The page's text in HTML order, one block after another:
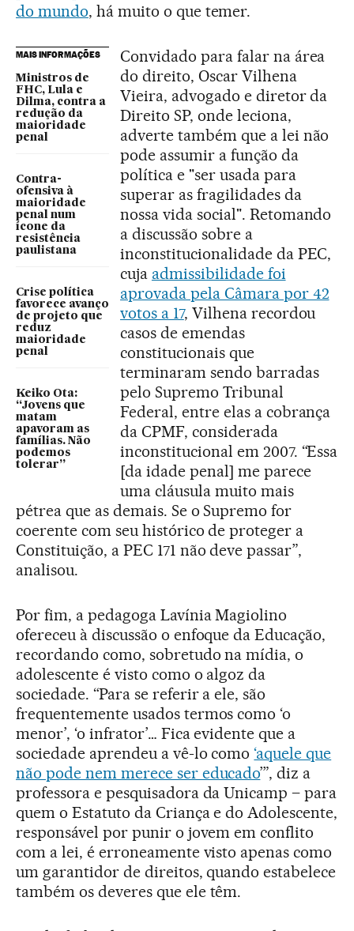
do mundo, há muito o que temer.
MAIS INFORMAÇÕES
Ministros de
FHC, Lula e
Dilma, contra a
redução da
maioridade
penal
Contra-
ofensiva à
maioridade
penal num
ícone da
resistência
paulistana
Crise política
favorece avanço
de projeto que
reduz
maioridade
penal
Keiko Ota:
“Jovens que
matam
apavoram as
famílias. Não
podemos
tolerar”
Convidado para falar na área
do direito, Oscar Vilhena
Vieira, advogado e diretor da
Direito SP, onde leciona,
adverte também que a lei não
pode assumir a função da
política e "ser usada para
superar as fragilidades da
nossa vida social". Retomando
a discussão sobre a
inconstitucionalidade da PEC,
cuja admissibilidade foi
aprovada pela Câmara por 42
votos a 17, Vilhena recordou
casos de emendas
constitucionais que
terminaram sendo barradas
pelo Supremo Tribunal
Federal, entre elas a cobrança
da CPMF, considerada
inconstitucional em 2007. “Essa
[da idade penal] me parece
uma cláusula muito mais
pétrea que as demais. Se o Supremo for
coerente com seu histórico de proteger a
Constituição, a PEC 171 não deve passar”,
analisou.
Por fim, a pedagoga Lavínia Magiolino
ofereceu à discussão o enfoque da Educação,
recordando como, sobretudo na mídia, o
adolescente é visto como o algoz da
sociedade. “Para se referir a ele, são
frequentemente usados termos como ‘o
menor’, ‘o infrator’… Fica evidente que a
sociedade aprendeu a vê-lo como‘aquele que
não pode nem merece ser educado’”, diz a
professora e pesquisadora da Unicamp – para
quem o Estatuto da Criança e do Adolescente,
responsável por punir o jovem em conflito
com a lei, é erroneamente visto apenas como
um garantidor de direitos, quando estabelece
também os deveres que ele têm.